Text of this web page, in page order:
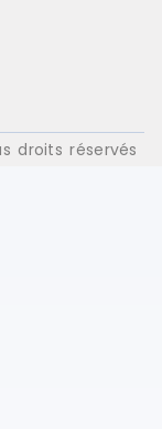
droits réservés